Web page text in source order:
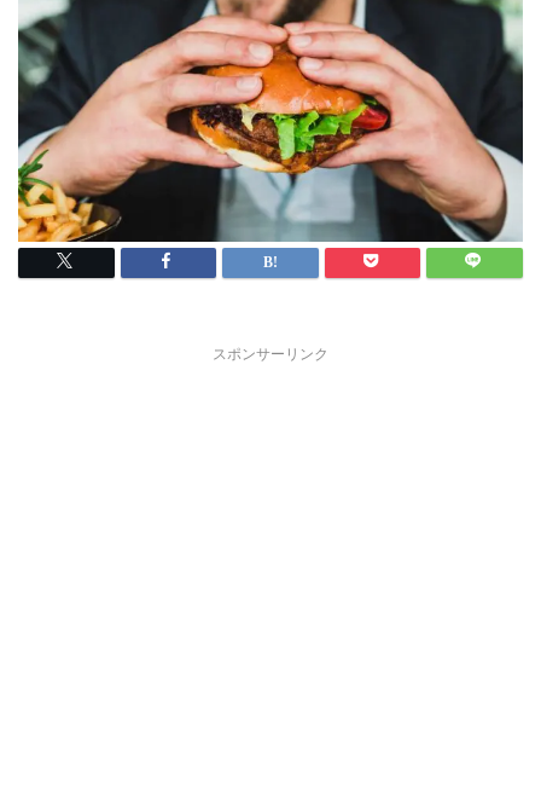
スポンサーリンク